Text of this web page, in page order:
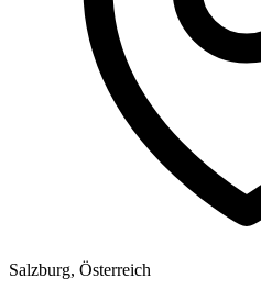
Salzburg, Österreich